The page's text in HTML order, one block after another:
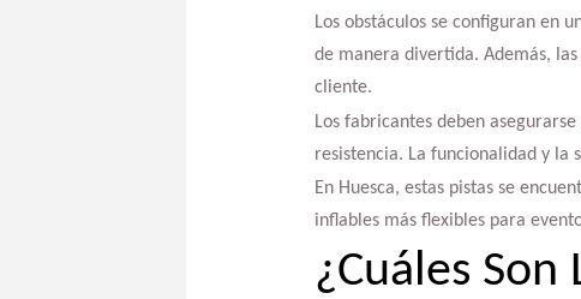
Los obstáculos se configuran en
de manera divertida. Además,
cliente.
Los fabricantes deben
resistencia. La funcionalidad y la
En Huesca, estas pistas se
inflables más flexibles para
¿Cuáles Son